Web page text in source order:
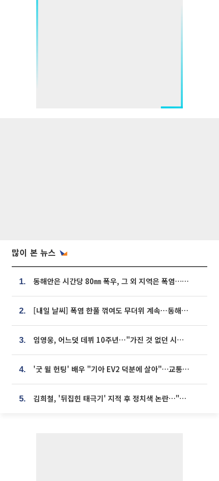
많이 본 뉴스
1. 동해안은 시간당 80㎜ 폭우, 그 외 지역은 폭염…‘극과 극 날씨’
2. [내일 날씨] 폭염 한풀 꺾여도 무더위 계속⋯동해안 이틀 연속 비
3. 임영웅, 어느덧 데뷔 10주년⋯"가진 것 없던 시절, 내 앞엔 20명의 팬뿐"
4. '굿 윌 헌팅' 배우 "기아 EV2 덕분에 살아"…교통사고 후 안전성 극찬
5. 김희철, '뒤집힌 태극기' 지적 후 정치색 논란…"좌우 떠나 우리나라 국기"